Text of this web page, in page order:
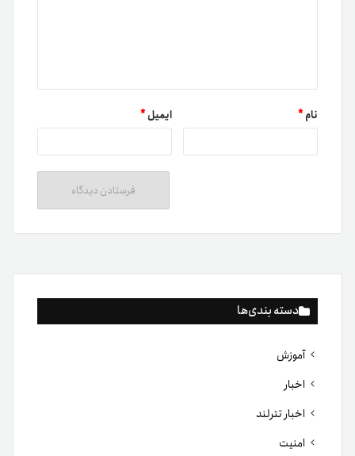
دسته بندی‌ها
آموزش
اخبار
اخبار تترلند
امنیت
نام* ایمیل*